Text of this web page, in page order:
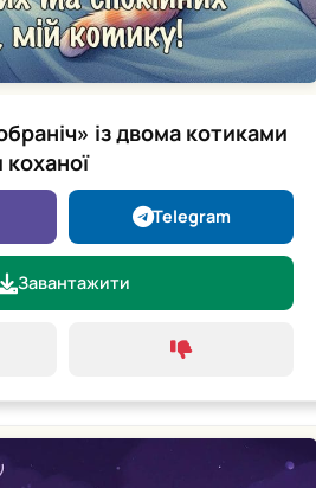
із двома котиками
Telegram
Завантажити